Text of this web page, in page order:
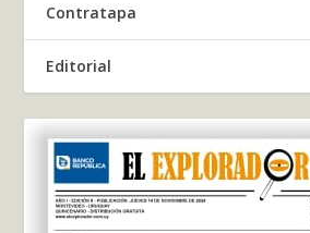
Contratapa
Editorial